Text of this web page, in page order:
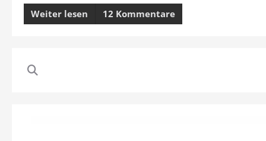
Weiter lesen 12 Kommentare